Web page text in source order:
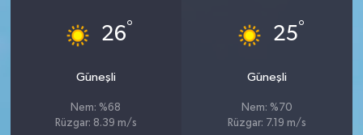
26°
Güneşli
Nem: %68
Rüzgar: 8.39 m/s
25°
Güneşli
Nem: %70
Rüzgar: 7.19 m/s